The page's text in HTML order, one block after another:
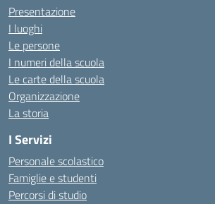
Presentazione
I luoghi
Le persone
I numeri della scuola
Le carte della scuola
Organizzazione
La storia
I Servizi
Personale scolastico
Famiglie e studenti
Percorsi di studio